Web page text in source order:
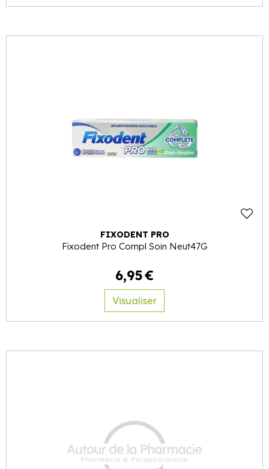
FIXODENT PRO
Fixodent Pro Compl Soin Neut47G
6,95€
Visualiser